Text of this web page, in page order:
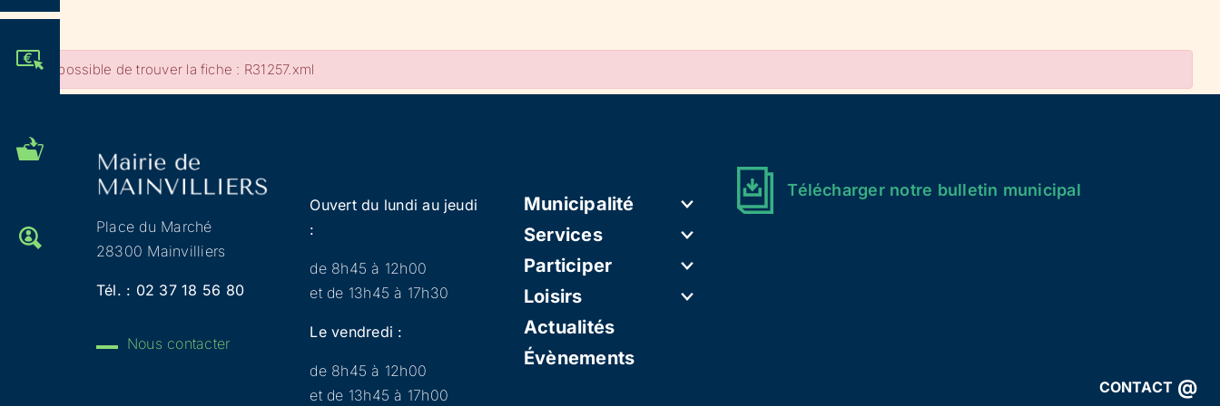
ADMINISTRATIVES
OFFRES D'EMPLOI
CONTACT @
Impossible de trouver la fiche : R31257.xml
Place du Marché
28300 Mainvilliers
Tél. : 02 37 18 56 80
Nous contacter
Ouvert du lundi au jeudi
:
de 8h45 à 12h00
et de 13h45 à 17h30
Le vendredi :
de 8h45 à 12h00
et de 13h45 à 17h00
Municipalité
Services
Participer
Loisirs
Actualités
Évènements
Télécharger notre bulletin municipal